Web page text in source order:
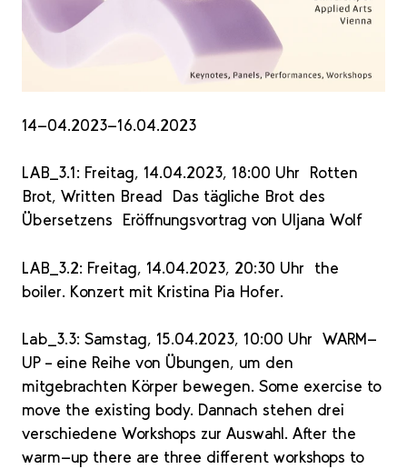
14-04.2023-16.04.2023
LAB_3.1: Freitag, 14.04.2023, 18:00 Uhr Rotten
Brot, Written Bread Das tägliche Brot des
Übersetzens Eröffnungsvortrag von Uljana Wolf
LAB_3.2: Freitag, 14.04.2023, 20:30 Uhr the
boiler. Konzert mit Kristina Pia Hofer.
Lab_3.3: Samstag, 15.04.2023, 10:00 Uhr WARM-
UP – eine Reihe von Übungen, um den
mitgebrachten Körper bewegen. Some exercise to
move the existing body. Dannach stehen drei
verschiedene Workshops zur Auswahl. After the
warm-up there are three different workshops to